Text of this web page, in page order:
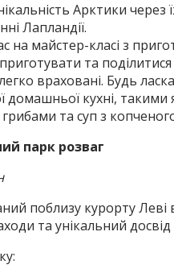
Арктики
Лапландії.
на майстер-класі з
та поділитися
враховані. Будь
домашньої кухні,
та суп з
парк розваг
поблизу курорту Леві
та унікальний